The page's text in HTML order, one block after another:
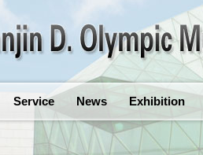
Service News Exhibition